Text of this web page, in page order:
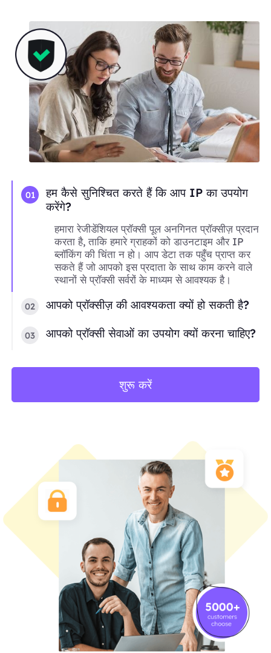
01
हम कैसे सुनिश्चित करते हैं कि आप IP का उपयोग
करेंगे?
हमारा रेजीडेंशियल प्रॉक्सी पूल अनगिनत प्रॉक्सीज़ प्रदान
करता है, ताकि हमारे ग्राहकों को डाउनटाइम और IP
ब्लॉकिंग की चिंता न हो। आप डेटा तक पहुँच प्राप्त कर
सकते हैं जो आपको इस प्रदाता के साथ काम करने वाले
स्थानों से प्रॉक्सी सर्वरों के माध्यम से आवश्यक है।
02 आपको प्रॉक्सीज़ की आवश्यकता क्यों हो सकती है?
03 आपको प्रॉक्सी सेवाओं का उपयोग क्यों करना चाहिए?
शुरू करें